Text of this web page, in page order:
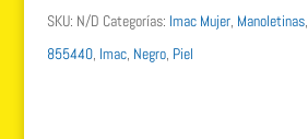
SKU: N/D Categorías: Imac Mujer, Manoletinas,
855440, Imac, Negro, Piel